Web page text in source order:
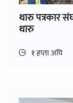
थारु पत्रकार
थारु
१ हप्ता अघि